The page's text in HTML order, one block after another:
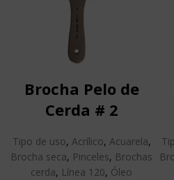
Brocha Pelo de
Cerda # 2
Tipo de uso, Acrílico, Acuarela,
Brocha seca, Pinceles, Brochas
cerda, Línea 120, Óleo